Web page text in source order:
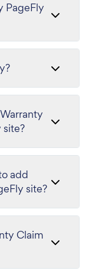
PageFly
site?
add
site?
Claim